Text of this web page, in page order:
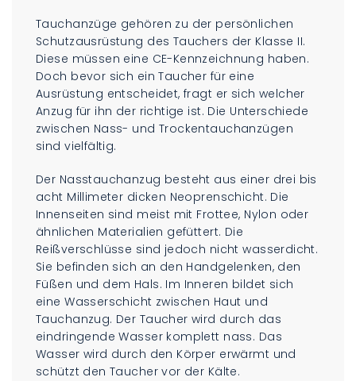
Tauchanzüge gehören zu der persönlichen
Schutzausrüstung des Tauchers der Klasse II.
Diese müssen eine CE-Kennzeichnung haben.
Doch bevor sich ein Taucher für eine
Ausrüstung entscheidet, fragt er sich welcher
Anzug für ihn der richtige ist. Die Unterschiede
zwischen Nass- und Trockentauchanzügen
sind vielfältig.
Der Nasstauchanzug besteht aus einer drei bis
acht Millimeter dicken Neoprenschicht. Die
Innenseiten sind meist mit Frottee, Nylon oder
ähnlichen Materialien gefüttert. Die
Reißverschlüsse sind jedoch nicht wasserdicht.
Sie befinden sich an den Handgelenken, den
Füßen und dem Hals. Im Inneren bildet sich
eine Wasserschicht zwischen Haut und
Tauchanzug. Der Taucher wird durch das
eindringende Wasser komplett nass. Das
Wasser wird durch den Körper erwärmt und
schützt den Taucher vor der Kälte.